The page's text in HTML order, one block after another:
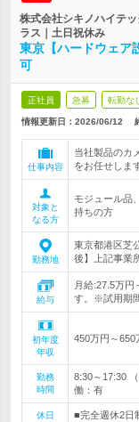
株式会社シキノハイテ
ラス｜土日祝休み
東京【ハードウェア
可
正社員 急募 転勤な
情報更新日：2026/06/12
仕事内容
当社製品のカ
をお任せしま
対象と
なる方
モジュール品
持ちの方
勤務地
東京都港区芝
後】上記事業
給与
月給:27.5万
す。※試用期
初年度
年収
450万円～650
勤務
時間
8:30～17:30
働：有
休日
■完全週休2日